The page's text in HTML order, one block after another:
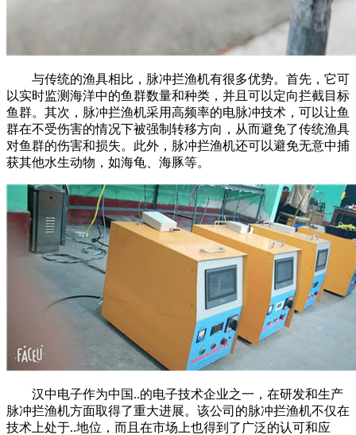
与传统的渔具相比，脉冲拦渔机有很多优势。首先，它可
以实时监测海洋中的鱼群数量和种类，并且可以定向拦截目标
鱼群。其次，脉冲拦渔机采用高频率的电脉冲技术，可以让鱼
群在不受伤害的情况下被强制转移方向，从而避免了传统渔具
对鱼群的伤害和损失。此外，脉冲拦渔机还可以避免无意中捕
获其他水生动物，如海龟、海豚等。
汉中电子作为中国..的电子技术企业之一，在研发和生产
脉冲拦渔机方面取得了重大进展。该公司的脉冲拦渔机不仅在
技术上处于..地位，而且在市场上也得到了广泛的认可和应